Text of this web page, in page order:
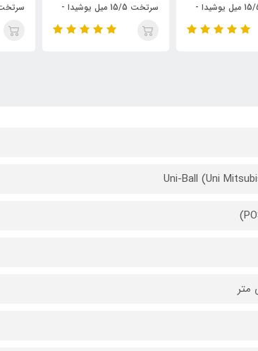
سرتخت 15/5 میل یوشیدا -
سرتخت 15/5 میل یوشیدا -
طلایی
نقره